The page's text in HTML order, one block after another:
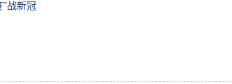
战新冠